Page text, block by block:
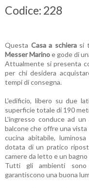
Codice: 228
Questa Casa a schierasi
Messer Marinoe gode di
Attualmente si presenta
per chi desidera
tempi di consegna.
L'edificio, libero su due
superficie totale di 190
L'ingresso conduce ad
balcone che offre una vista
cucina abitabile,
dotata di un pratico
camere da letto e un bagno
Tutti gli ambienti
garantiscono una buona